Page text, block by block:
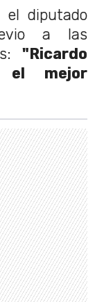
el diputado
a las
"Ricardo
el mejor